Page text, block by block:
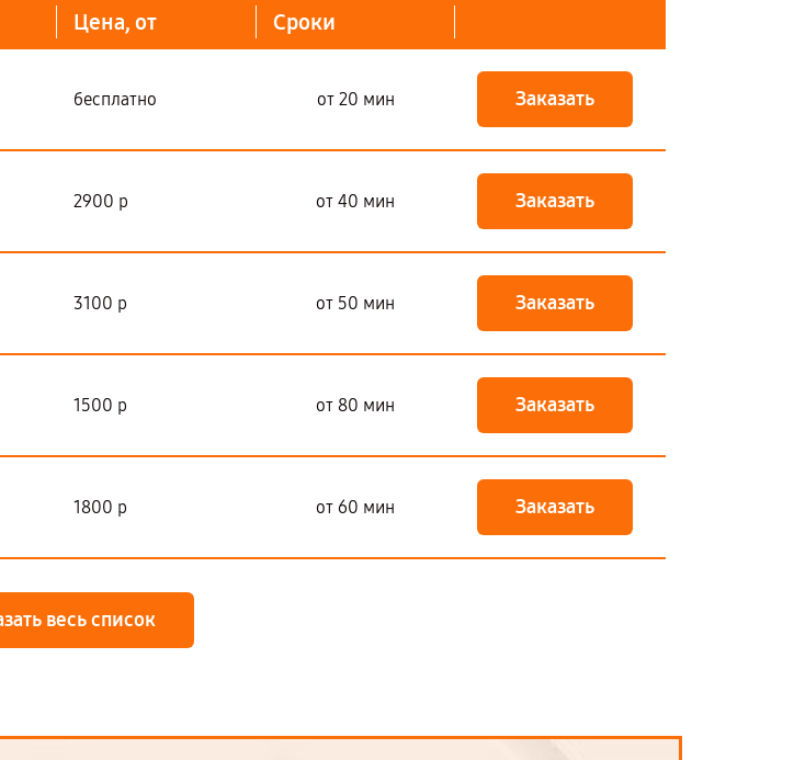
Цена, от Сроки
бесплатно от 20 мин Заказать
2900 р от 40 мин Заказать
3100 р от 50 мин Заказать
1500 р от 80 мин Заказать
1800 р от 60 мин Заказать
весь список